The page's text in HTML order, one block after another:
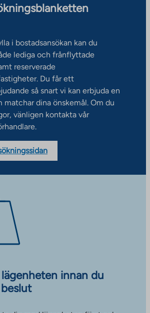
i bostadsansökan kan du
lediga och frånflyttade
reserverade
Du får ett
så snart vi kan erbjuda en
matchar dina önskemål. Om du
vänligen kontakta vår
innan du